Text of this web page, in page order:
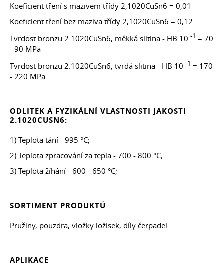
Koeficient tření s mazivem třídy 2,1020CuSn6 = 0,01
Koeficient tření bez maziva třídy 2,1020CuSn6 = 0,12
Tvrdost bronzu 2.1020CuSn6, měkká slitina - HB 10 -1 = 70
- 90 MPa
Tvrdost bronzu 2.1020CuSn6, tvrdá slitina - HB 10 -1 = 170
- 220 MPa
ODLITEK A FYZIKÁLNÍ VLASTNOSTI JAKOSTI
2.1020CUSN6:
1) Teplota tání - 995 °C;
2) Teplota zpracování za tepla - 700 - 800 °C;
3) Teplota žíhání - 600 - 650 °C;
SORTIMENT PRODUKTŮ
Pružiny, pouzdra, vložky ložisek, díly čerpadel.
APLIKACE